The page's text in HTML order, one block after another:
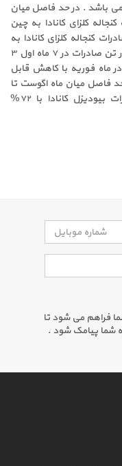
می باشد . در حد فاصل میان
۱۷ میزان صادرات کنجاله کلزای کانادا به چین
کنجاله کلزای کانادا به
چین محسوب می شود (در مقایسه با ۳۰ هزار تن صادرات در ۷ ماه اول ۳
ماه فوریه با کاهش قابل
. در حد فاصل میان ماه اگوست تا
فوریه فصل ۲۰۱۶/۱۷ جمع کل میزان صادرات بیودیزل کانادا با ۷۲%
فراهم می شود تا
شما پیامک شود .